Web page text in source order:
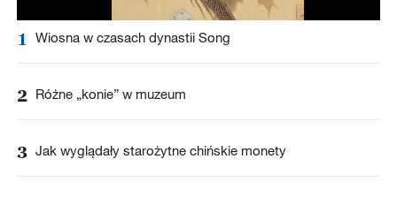
1 Wiosna w czasach dynastii Song
2 Różne „konie” w muzeum
3 Jak wyglądały starożytne chińskie monety